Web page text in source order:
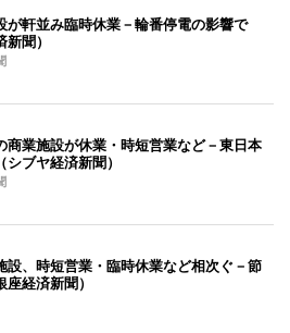
が軒並み臨時休業－輪番停電の影響で
新聞）
商業施設が休業・時短営業など－東日本
ブヤ経済新聞）
設、時短営業・臨時休業など相次ぐ－節
経済新聞）